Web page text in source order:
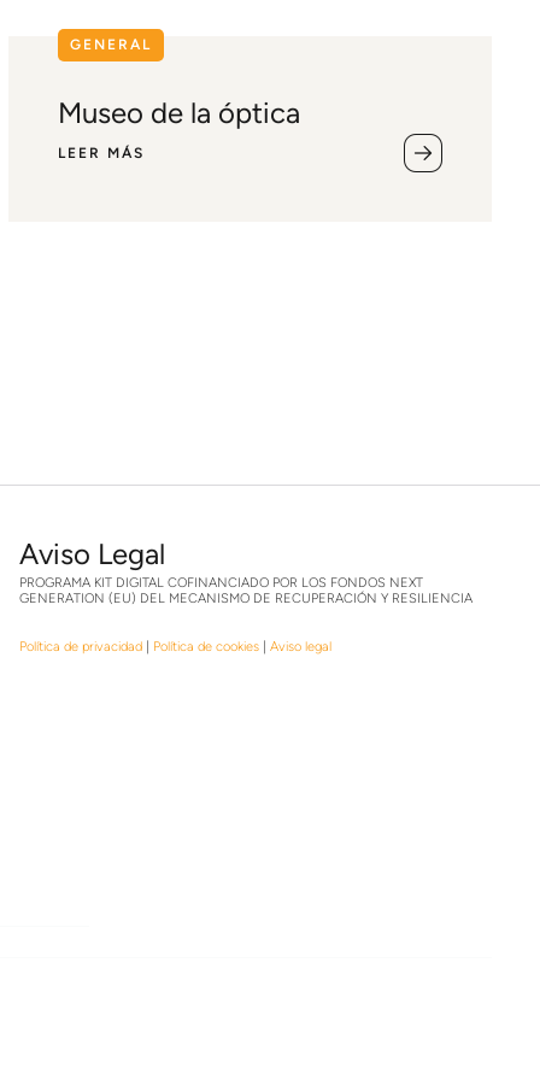
GENERAL
Museo de la óptica
LEER MÁS
Aviso Legal
PROGRAMA KIT DIGITAL COFINANCIADO POR LOS FONDOS NEXT
GENERATION (EU) DEL MECANISMO DE RECUPERACIÓN Y RESILIENCIA
Política de privacidad| Política de cookies| Aviso legal